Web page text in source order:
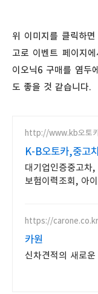
위 이미지를 클릭하
고로 이벤트 페이지
이오닉6 구매를 염두
도 좋을 것 같습니다.
http://www.kb오토
K-B오토카,중고
대기업인증중고차
보험이력조회, 아
24시간실매물전산
https://carone.co.kr
카원
신차견적의 새로